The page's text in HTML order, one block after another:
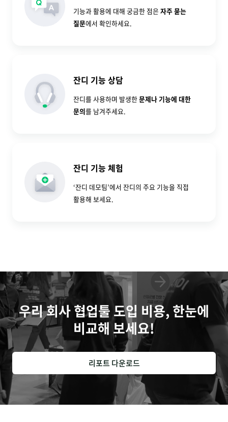
기능과 활용에 대해 궁금한 점은 자주 묻는
질문에서 확인하세요.
잔디 기능 상담
잔디를 사용하며 발생한문제나 기능에 대한
문의를 남겨주세요.
잔디 기능 체험
‘잔디 데모팀’에서 잔디의 주요 기능을 직접
활용해 보세요.
우리 회사 협업툴 도입 비용, 한눈에
비교해 보세요!
리포트 다운로드